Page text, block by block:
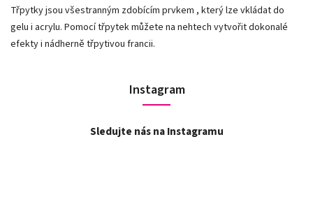
Třpytky jsou všestranným zdobícím prvkem , který lze vkládat do
gelu i acrylu. Pomocí třpytek můžete na nehtech vytvořit dokonalé
efekty i nádherně třpytivou francii.
Instagram
Sledujte nás na Instagramu